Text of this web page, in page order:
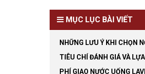
MỤC LỤC BÀI VIẾT
NHỮNG LƯU Ý KHI CHỌN
TIÊU CHÍ ĐÁNH GIÁ VÀ
PHÍ GIAO NƯỚC UỐNG